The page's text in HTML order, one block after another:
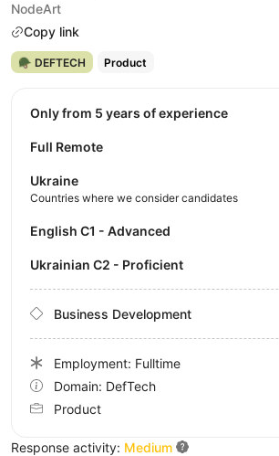
NodeArt
Copy link
🪖 DEFTECH Product
Only from 5 years of experience
Full Remote
Ukraine
Countries where we consider candidates
English C1 - Advanced
Ukrainian C2 - Proficient
Business Development
Employment: Fulltime
Domain: DefTech
Product
Response activity: Medium